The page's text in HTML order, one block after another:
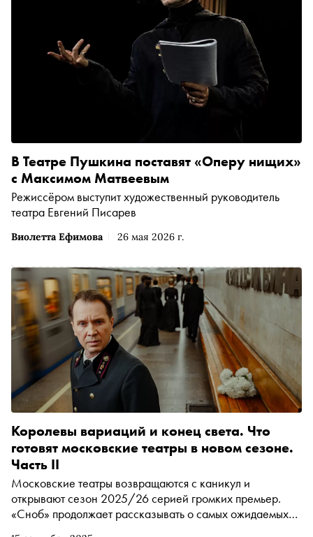
Виолетта Ефимова 26 мая 2026 г.
В Театре Пушкина поставят «Оперу нищих»
с Максимом Матвеевым
Режиссёром выступит художественный руководитель
театра Евгений Писарев
Королевы вариаций и конец света. Что
готовят московские театры в новом сезоне.
Часть II
Московские театры возвращаются с каникул и
открывают сезон 2025/26 серией громких премьер.
«Сноб» продолжает рассказывать о самых ожидаемых